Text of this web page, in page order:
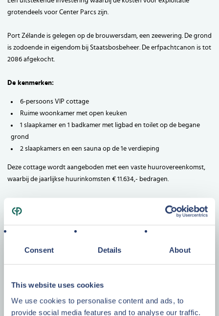
Consent Details About
This website uses cookies
We use cookies to personalise content and ads, to
provide social media features and to analyse our traffic.
grotendeels voor Center Parcs zijn.
Port Zélande is gelegen op de brouwersdam, een zeewering. De grond
is zodoende in eigendom bij Staatsbosbeheer. De erfpachtcanon is tot
2086 afgekocht.
De kenmerken:
6-persoons VIP cottage
Ruime woonkamer met open keuken
1 slaapkamer en 1 badkamer met ligbad en toilet op de begane
grond
2 slaapkamers en een sauna op de 1e verdieping
Deze cottage wordt aangeboden met een vaste huurovereenkomst,
waarbij de jaarlijkse huurinkomsten € 11.634,- bedragen.
onze vastgoedadviseurs.
€ 250.000,- k.k.
excl. BTW, incl. inventaris